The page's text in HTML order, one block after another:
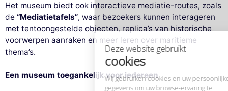
Wij gebruiken cookies en uw persoonlijke
gegevens om uw browse-ervaring te
verbeteren, ons bereik te meten en de advertenties die u worden
getoond te personaliseren. U kunt uw voorkeuren op elk moment
accepteren, weigeren of beheren.
Toestemmingen gecertificeerd door
Laat me zien Dit is ok voor mik
Het museum biedt ook interactieve mediatie-routes, zoals
de “Mediatietafels”, waar bezoekers kunnen interageren
met tentoongestelde objecten, replica’s van historische
voorwerpen aanraken en meer leren over maritieme
thema’s.
Een museum toegankelijk voor iedereen